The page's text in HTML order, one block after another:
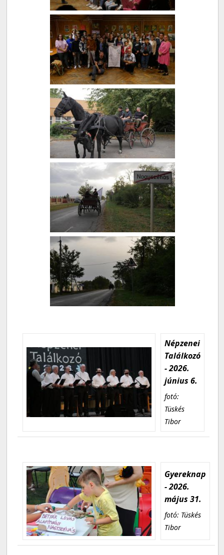
Népzenei
Találkozó
- 2026.
június 6.
fotó:
Tüskés
Tibor
Gyereknap
- 2026.
május 31.
fotó: Tüskés
Tibor